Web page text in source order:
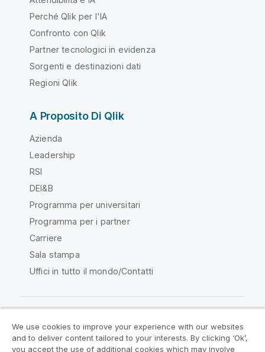
Perché Qlik per l'IA
Confronto con Qlik
Partner tecnologici in evidenza
Sorgenti e destinazioni dati
Regioni Qlik
A Proposito Di Qlik
Azienda
Leadership
RSI
DEI&B
Programma per universitari
Programma per i partner
Carriere
Sala stampa
Uffici in tutto il mondo/Contatti
Qlik Community
We use cookies to improve your experience with our websites
and to deliver content tailored to your interests. By clicking ‘Ok’,
you accept the use of additional cookies which may involve